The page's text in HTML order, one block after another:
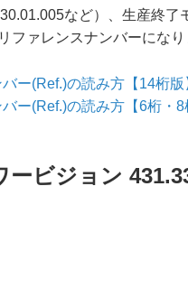
など）、生産終
ファレンスナンバーになり
ー(Ref.)の読み方【14桁版
ー(Ref.)の読み方【6桁・8
ビジョン